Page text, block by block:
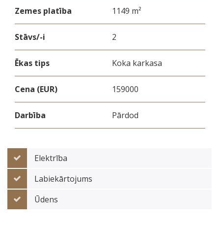
Zemes platība 1149 m²
Stāvs/-i 2
Ēkas tips Koka karkasa
Cena (EUR) 159000
Darbība Pārdod
Elektrība
Labiekārtojums
Ūdens